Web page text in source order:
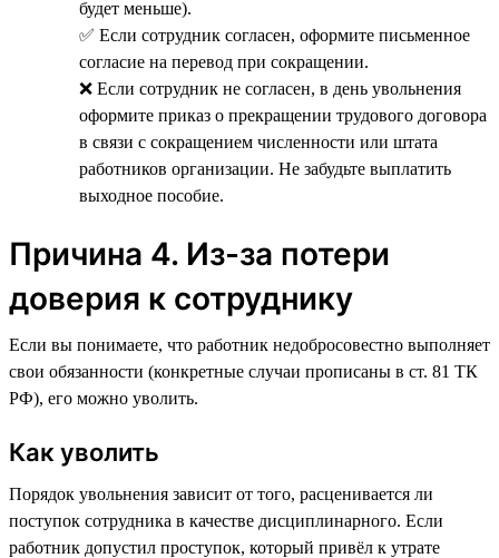
будет меньше).
✅ Если сотрудник согласен, оформите письменное
согласие на перевод при сокращении.
❌ Если сотрудник не согласен, в день увольнения
оформите приказ о прекращении трудового договора
в связи с сокращением численности или штата
работников организации. Не забудьте выплатить
выходное пособие.
Причина 4. Из-за потери
доверия к сотруднику
Если вы понимаете, что работник недобросовестно выполняет
свои обязанности (конкретные случаи прописаны в ст. 81 ТК
РФ), его можно уволить.
Как уволить
Порядок увольнения зависит от того, расценивается ли
поступок сотрудника в качестве дисциплинарного. Если
работник допустил проступок, который привёл к утрате